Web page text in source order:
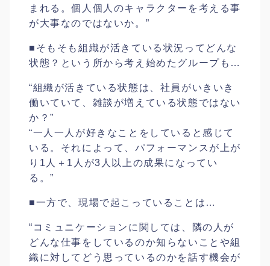
まれる。個人個人のキャラクターを考える事
が大事なのではないか。”
■そもそも組織が活きている状況ってどんな
状態？という所から考え始めたグループも…
“組織が活きている状態は、社員がいきいき
働いていて、雑談が増えている状態ではない
か？”
“一人一人が好きなことをしていると感じて
いる。それによって、パフォーマンスが上が
り1人＋1人が3人以上の成果になってい
る。”
■一方で、現場で起こっていることは…
“コミュニケーションに関しては、隣の人が
どんな仕事をしているのか知らないことや組
織に対してどう思っているのかを話す機会が